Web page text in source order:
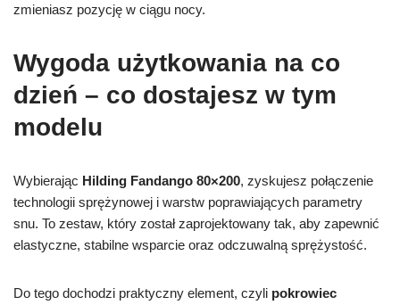
zmieniasz pozycję w ciągu nocy.
Wygoda użytkowania na co
dzień – co dostajesz w tym
modelu
Wybierając Hilding Fandango 80×200, zyskujesz połączenie
technologii sprężynowej i warstw poprawiających parametry
snu. To zestaw, który został zaprojektowany tak, aby zapewnić
elastyczne, stabilne wsparcie oraz odczuwalną sprężystość.
Do tego dochodzi praktyczny element, czyli pokrowiec